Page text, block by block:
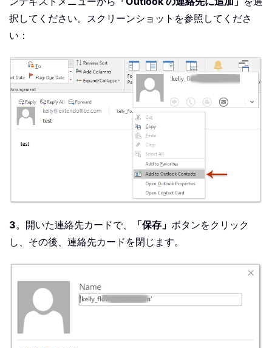
択してください。スクリーンショットを参照してくださ
い：
3。開いた連絡先カードで、 「保存」 ボタンをクリック
し、その後、連絡先カードを閉じます。